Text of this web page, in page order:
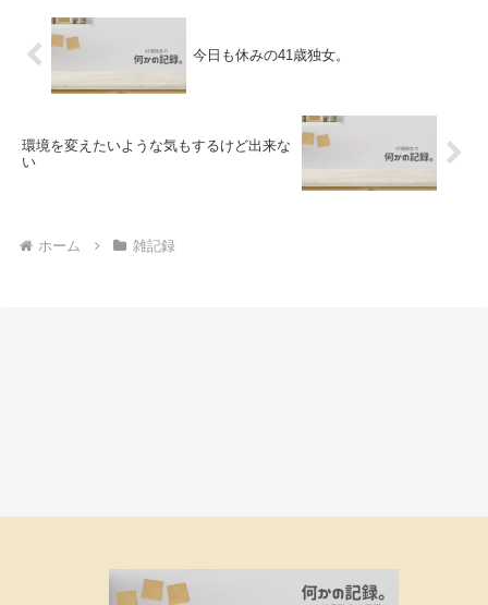
今日も休みの41歳独女。
環境を変えたいような気もするけど出来な
い
ホーム 雑記録